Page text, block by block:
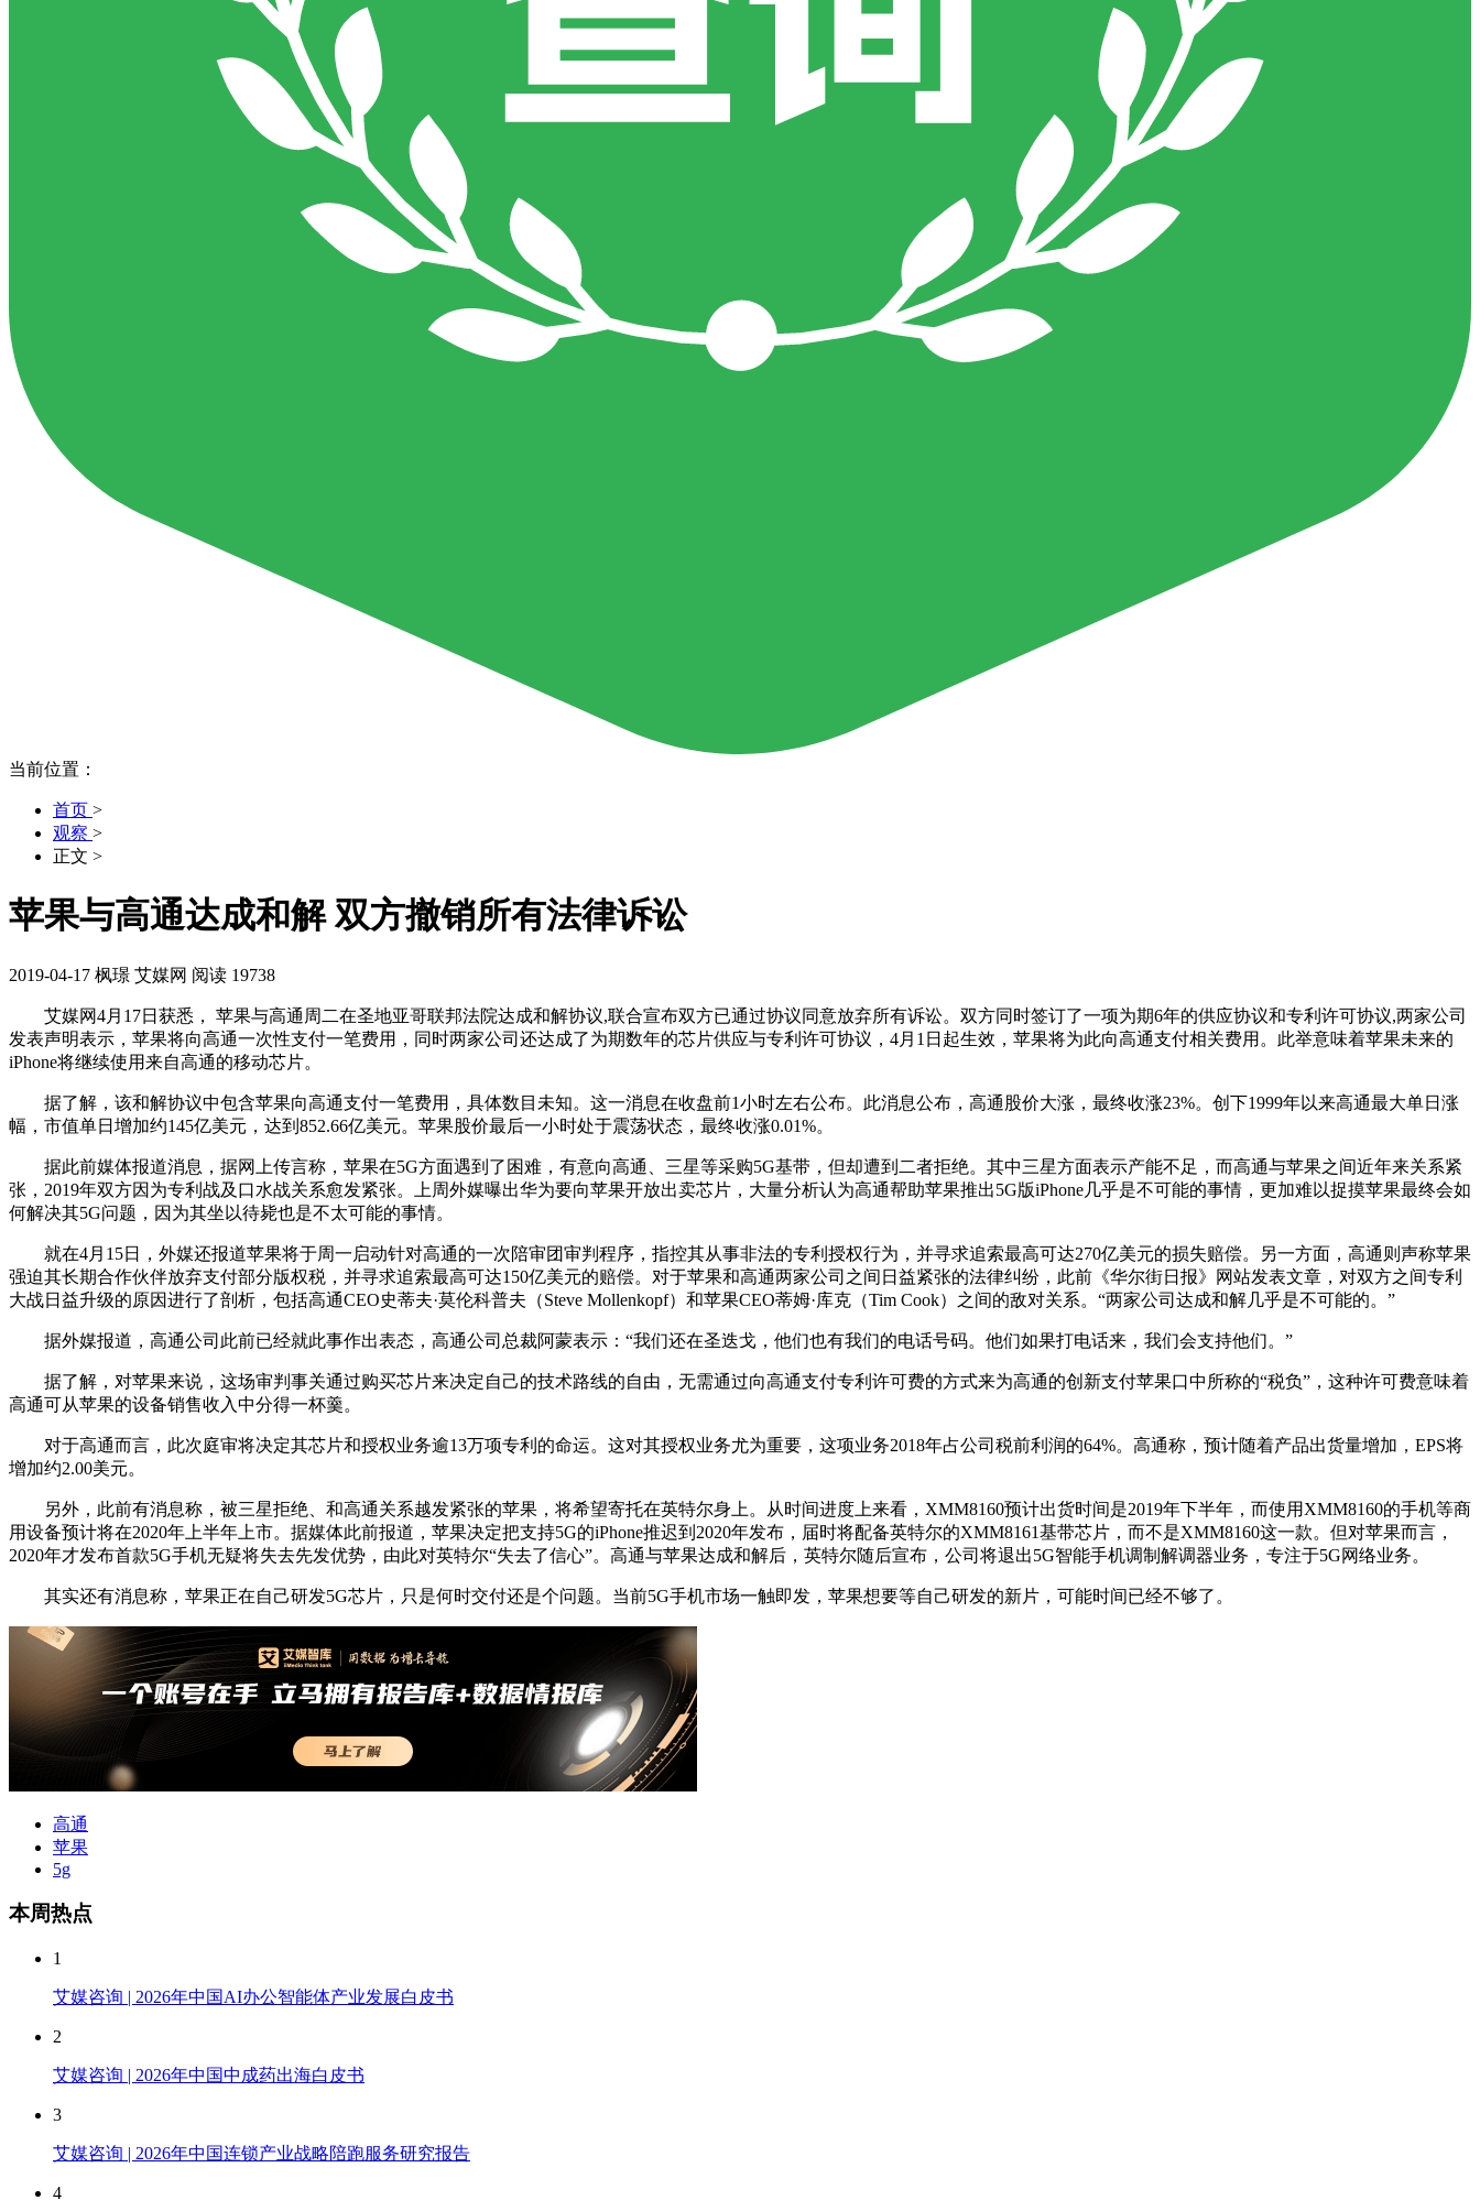
当前位置：
首页 >
观察 >
正文 >
苹果与高通达成和解 双方撤销所有法律诉讼
2019-04-17 枫璟 艾媒网 阅读 19738
艾媒网4月17日获悉， 苹果与高通周二在圣地亚哥联邦法院达成和解协议,联合宣布双方已通过协议同意放弃所有诉讼。双方同时签订了一项为期6年的供应协议和专利许可协议,两家公司
发表声明表示，苹果将向高通一次性支付一笔费用，同时两家公司还达成了为期数年的芯片供应与专利许可协议，4月1日起生效，苹果将为此向高通支付相关费用。此举意味着苹果未来的
iPhone将继续使用来自高通的移动芯片。
据了解，该和解协议中包含苹果向高通支付一笔费用，具体数目未知。这一消息在收盘前1小时左右公布。此消息公布，高通股价大涨，最终收涨23%。创下1999年以来高通最大单日涨
幅，市值单日增加约145亿美元，达到852.66亿美元。苹果股价最后一小时处于震荡状态，最终收涨0.01%。
据此前媒体报道消息，据网上传言称，苹果在5G方面遇到了困难，有意向高通、三星等采购5G基带，但却遭到二者拒绝。其中三星方面表示产能不足，而高通与苹果之间近年来关系紧
张，2019年双方因为专利战及口水战关系愈发紧张。上周外媒曝出华为要向苹果开放出卖芯片，大量分析认为高通帮助苹果推出5G版iPhone几乎是不可能的事情，更加难以捉摸苹果最终会如
何解决其5G问题，因为其坐以待毙也是不太可能的事情。
就在4月15日，外媒还报道苹果将于周一启动针对高通的一次陪审团审判程序，指控其从事非法的专利授权行为，并寻求追索最高可达270亿美元的损失赔偿。另一方面，高通则声称苹果
强迫其长期合作伙伴放弃支付部分版权税，并寻求追索最高可达150亿美元的赔偿。对于苹果和高通两家公司之间日益紧张的法律纠纷，此前《华尔街日报》网站发表文章，对双方之间专利
大战日益升级的原因进行了剖析，包括高通CEO史蒂夫·莫伦科普夫（Steve Mollenkopf）和苹果CEO蒂姆·库克（Tim Cook）之间的敌对关系。“两家公司达成和解几乎是不可能的。”
据外媒报道，高通公司此前已经就此事作出表态，高通公司总裁阿蒙表示：“我们还在圣迭戈，他们也有我们的电话号码。他们如果打电话来，我们会支持他们。”
据了解，对苹果来说，这场审判事关通过购买芯片来决定自己的技术路线的自由，无需通过向高通支付专利许可费的方式来为高通的创新支付苹果口中所称的“税负”，这种许可费意味着
高通可从苹果的设备销售收入中分得一杯羹。
对于高通而言，此次庭审将决定其芯片和授权业务逾13万项专利的命运。这对其授权业务尤为重要，这项业务2018年占公司税前利润的64%。高通称，预计随着产品出货量增加，EPS将
增加约2.00美元。
另外，此前有消息称，被三星拒绝、和高通关系越发紧张的苹果，将希望寄托在英特尔身上。从时间进度上来看，XMM8160预计出货时间是2019年下半年，而使用XMM8160的手机等商
用设备预计将在2020年上半年上市。据媒体此前报道，苹果决定把支持5G的iPhone推迟到2020年发布，届时将配备英特尔的XMM8161基带芯片，而不是XMM8160这一款。但对苹果而言，
2020年才发布首款5G手机无疑将失去先发优势，由此对英特尔“失去了信心”。高通与苹果达成和解后，英特尔随后宣布，公司将退出5G智能手机调制解调器业务，专注于5G网络业务。
其实还有消息称，苹果正在自己研发5G芯片，只是何时交付还是个问题。当前5G手机市场一触即发，苹果想要等自己研发的新片，可能时间已经不够了。
高通
苹果
5g
本周热点
1
艾媒咨询 | 2026年中国AI办公智能体产业发展白皮书
2
艾媒咨询 | 2026年中国中成药出海白皮书
3
艾媒咨询 | 2026年中国连锁产业战略陪跑服务研究报告
4